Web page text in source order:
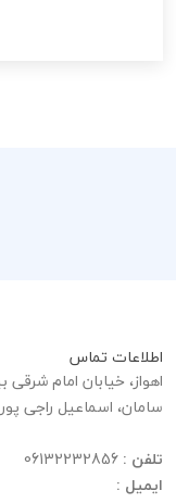
اطلاعات تماس
اهواز، خیابان امام شرقی
سامان، اسماعیل راجی پور
تلفن :
ایمیل :